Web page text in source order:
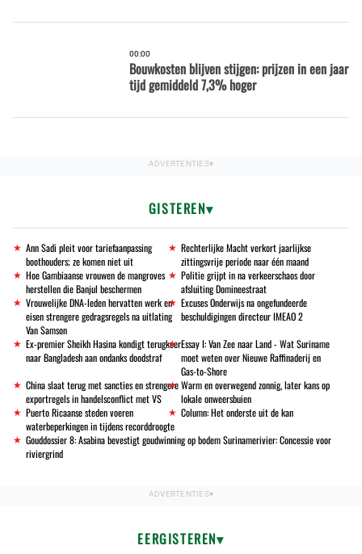
00:00
Bouwkosten blijven stijgen: prijzen in een jaar
tijd gemiddeld 7,3% hoger
GISTEREN
Ann Sadi pleit voor tariefaanpassing
boothouders; ze komen niet uit
Rechterlijke Macht verkort jaarlijkse
zittingsvrije periode naar één maand
Hoe Gambiaanse vrouwen de mangroves
herstellen die Banjul beschermen
Politie grijpt in na verkeerschaos door
afsluiting Domineestraat
Vrouwelijke DNA-leden hervatten werk en
eisen strengere gedragsregels na uitlating
Van Samson
Excuses Onderwijs na ongefundeerde
beschuldigingen directeur IMEAO 2
Ex-premier Sheikh Hasina kondigt terugkeer
naar Bangladesh aan ondanks doodstraf
Essay I: Van Zee naar Land - Wat Suriname
moet weten over Nieuwe Raffinaderij en
Gas-to-Shore
China slaat terug met sancties en strengere
exportregels in handelsconflict met VS
Warm en overwegend zonnig, later kans op
lokale onweersbuien
Puerto Ricaanse steden voeren
waterbeperkingen in tijdens recorddroogte
Column: Het onderste uit de kan
Gouddossier 8: Asabina bevestigt goudwinning op bodem Surinamerivier: Concessie voor
riviergrind
EERGISTEREN